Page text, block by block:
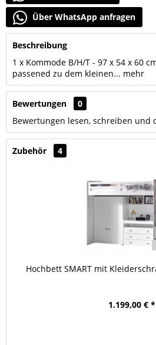
Über WhatsApp anfragen
Beschreibung
1 x Kommode B/H/T - 97 x 54 x 60
passened zu dem kleinen... mehr
Bewertungen
0
Bewertungen lesen, schreiben und
Zubehör 4
Hochbett SMART mit
1.199,00 € *